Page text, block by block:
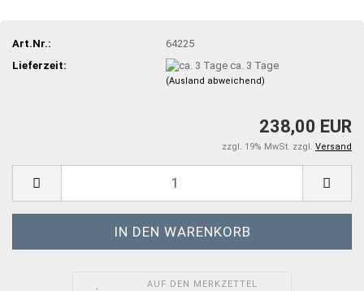
Art.Nr.:
64225
Lieferzeit:
ca. 3 Tage
(Ausland abweichend)
238,00 EUR
zzgl. 19% MwSt. zzgl. Versand
AUF DEN MERKZETTEL